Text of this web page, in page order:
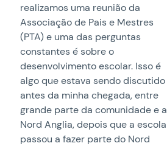
realizamos uma reunião da
Associação de Pais e Mestres
(PTA) e uma das perguntas
constantes é sobre o
desenvolvimento escolar. Isso é
algo que estava sendo discutido
antes da minha chegada, entre
grande parte da comunidade e a
Nord Anglia, depois que a escola
passou a fazer parte do Nord